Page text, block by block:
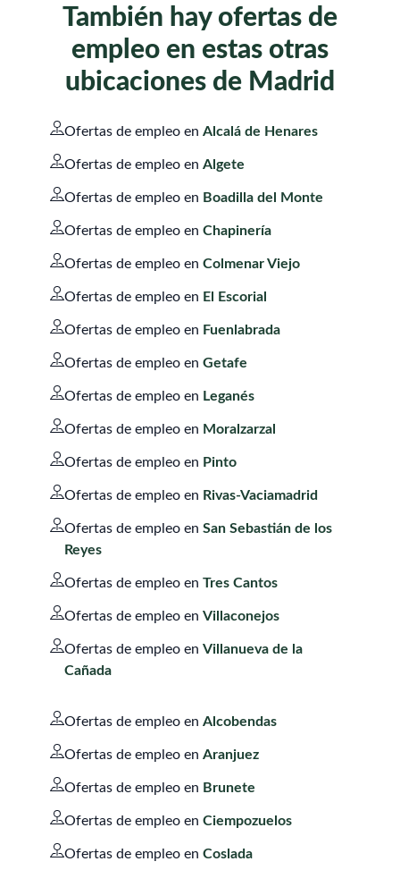
También hay ofertas de
empleo en estas otras
ubicaciones de Madrid
Ofertas de empleo en Alcalá de Henares
Ofertas de empleo en Algete
Ofertas de empleo en Boadilla del Monte
Ofertas de empleo en Chapinería
Ofertas de empleo en Colmenar Viejo
Ofertas de empleo en El Escorial
Ofertas de empleo en Fuenlabrada
Ofertas de empleo en Getafe
Ofertas de empleo en Leganés
Ofertas de empleo en Moralzarzal
Ofertas de empleo en Pinto
Ofertas de empleo en Rivas-Vaciamadrid
Ofertas de empleo en San Sebastián de los
Reyes
Ofertas de empleo en Tres Cantos
Ofertas de empleo en Villaconejos
Ofertas de empleo en Villanueva de la
Cañada
Ofertas de empleo en Alcobendas
Ofertas de empleo en Aranjuez
Ofertas de empleo en Brunete
Ofertas de empleo en Ciempozuelos
Ofertas de empleo en Coslada